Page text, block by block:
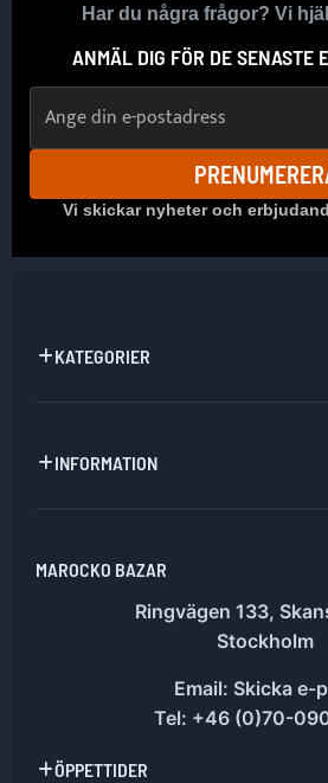
Har du några frågor? Vi
ANMÄL DIG FÖR DE SENASTE
Vi skickar nyheter och
KATEGORIER
INFORMATION
MAROCKO BAZAR
Ringvägen 133,
Stockholm
Email: Skicka e-
Tel: +46 (0)70-
ÖPPETTIDER